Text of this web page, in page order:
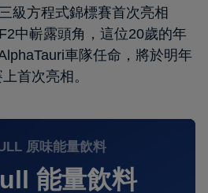
級方程式錦標賽首次亮相
中嶄露頭角，這位20歲的年
車隊任命，將於明年
首次亮相。
原味能量飲料
能量飲料